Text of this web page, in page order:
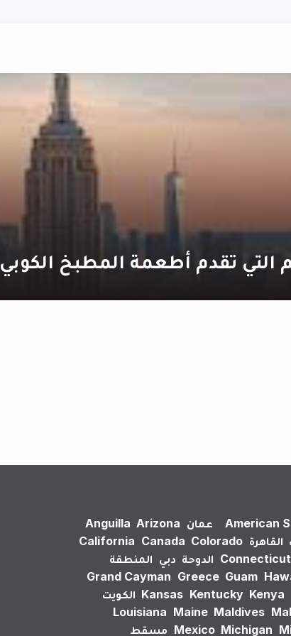
تقدم أطعمة المطبخ الكوبي
American عمان Anguilla Arizona
القاهرة California Canada Colorado
Connecticut الدوحة دبي المنطقة
Grand Cayman Greece Guam
Kansas Kentucky Kenya
الكويت
Louisiana Maine Maldives
Mexico Michigan مسقط